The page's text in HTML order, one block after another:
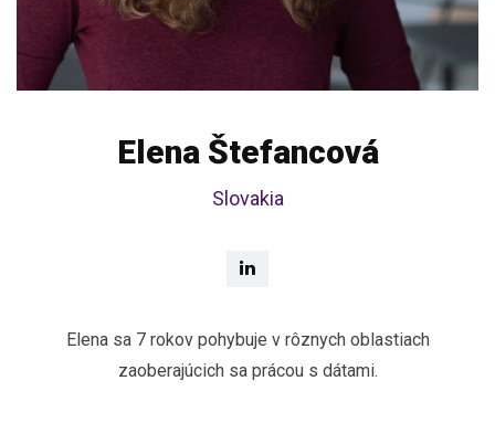
Elena Štefancová
Slovakia
Elena sa 7 rokov pohybuje v rôznych oblastiach
zaoberajúcich sa prácou s dátami.